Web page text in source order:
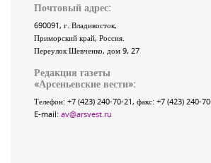
Почтовый адрес:
690091, г. Владивосток,
Приморский край, Россия.
Переулок Шевченко, дом 9, 27
Редакция газеты
«Арсеньевские вести»:
Телефон: +7 (423) 240-70-21, факс: +7 (423) 240-
E-mail: av@arsvest.ru